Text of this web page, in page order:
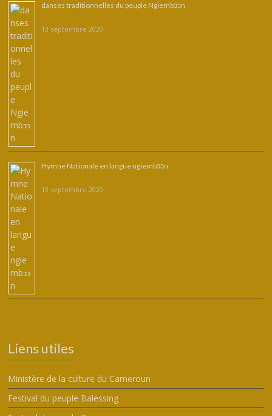
danses traditionnelles du peuple Ngiembͻͻn
13 septembre 2020
Hymne Nationale en langue ngiembↄↄn
13 septembre 2020
Liens utiles
Ministère de la culture du Cameroun
Festival du peuple Balessing